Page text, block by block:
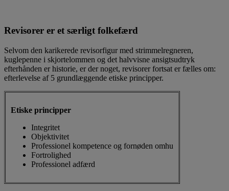
Revisorer er et særligt folkefærd
Selvom den karikerede revisorfigur med strimmelregneren,
kuglepenne i skjortelommen og det halvvisne ansigtsudtryk
efterhånden er historie, er der noget, revisorer fortsat er fælles om:
efterlevelse af 5 grundlæggende etiske principper.
Etiske principper
Integritet
Objektivitet
Professionel kompetence og fornøden omhu
Fortrolighed
Professionel adfærd